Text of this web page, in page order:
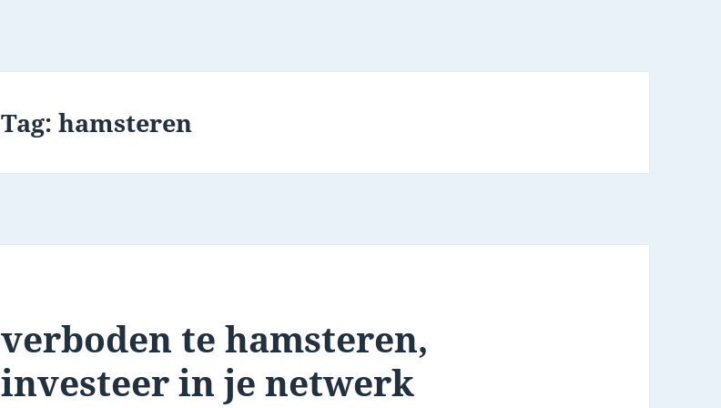
Tag:hamsteren
verboden te hamsteren,
investeer in je netwerk